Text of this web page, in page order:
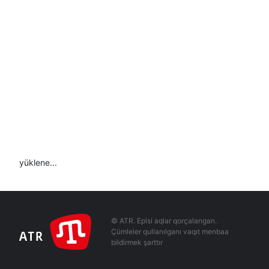
yüklene...
© ATR. Episi aqlar qorçalangan.
Çümleler qullanılganı vaqıt menbaa
bildirmek şarttır